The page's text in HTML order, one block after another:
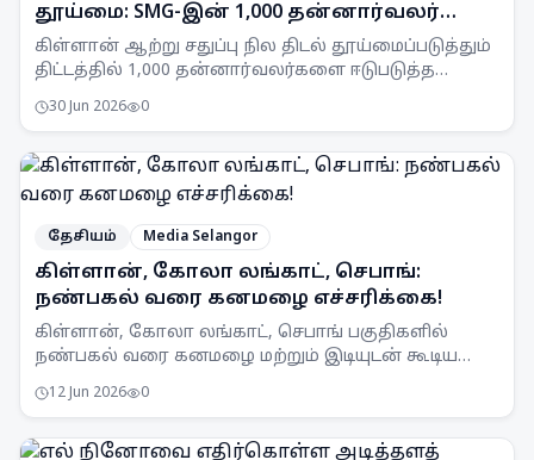
தூய்மை: SMG-இன் 1,000 தன்னார்வலர்
இலக்கு
கிள்ளான் ஆற்று சதுப்பு நில திடல் தூய்மைப்படுத்தும்
திட்டத்தில் 1,000 தன்னார்வலர்களை ஈடுபடுத்த
வைத்துள்ளது.
30 Jun 2026 0
தேசியம் Media Selangor
கிள்ளான், கோலா லங்காட், செபாங்:
நண்பகல் வரை கனமழை எச்சரிக்கை!
கிள்ளான், கோலா லங்காட், செபாங் பகுதிகளில்
நண்பகல் வரை கனமழை மற்றும் இடியுடன் கூடிய
எச்சரிக்கை விடுத்துள்ளது.
12 Jun 2026 0